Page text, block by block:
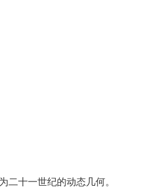
十一世纪的动态几何。